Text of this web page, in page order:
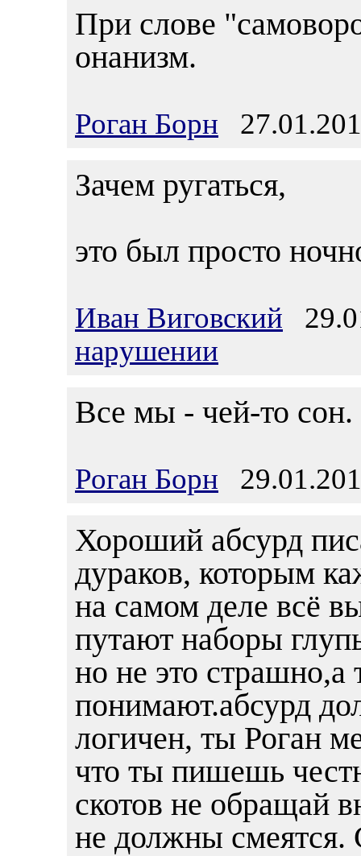
При слове
онанизм.
Роган Борн
Зачем ругаться,
это был просто
Иван Виговский
нарушении
Все мы - чей-то сон.
Роган Борн
Хороший абсурд
дураков, которым
на самом деле всё
путают наборы
но не это страшно,а
понимают.абсурд
логичен, ты Роган
что ты пишешь
скотов не обращай
не должны смеятся.